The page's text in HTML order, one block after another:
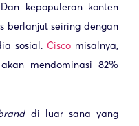
kepopuleran konten
berlanjut seiring dengan
sosial. Cisco misalnya,
mendominasi 82%
di luar sana yang